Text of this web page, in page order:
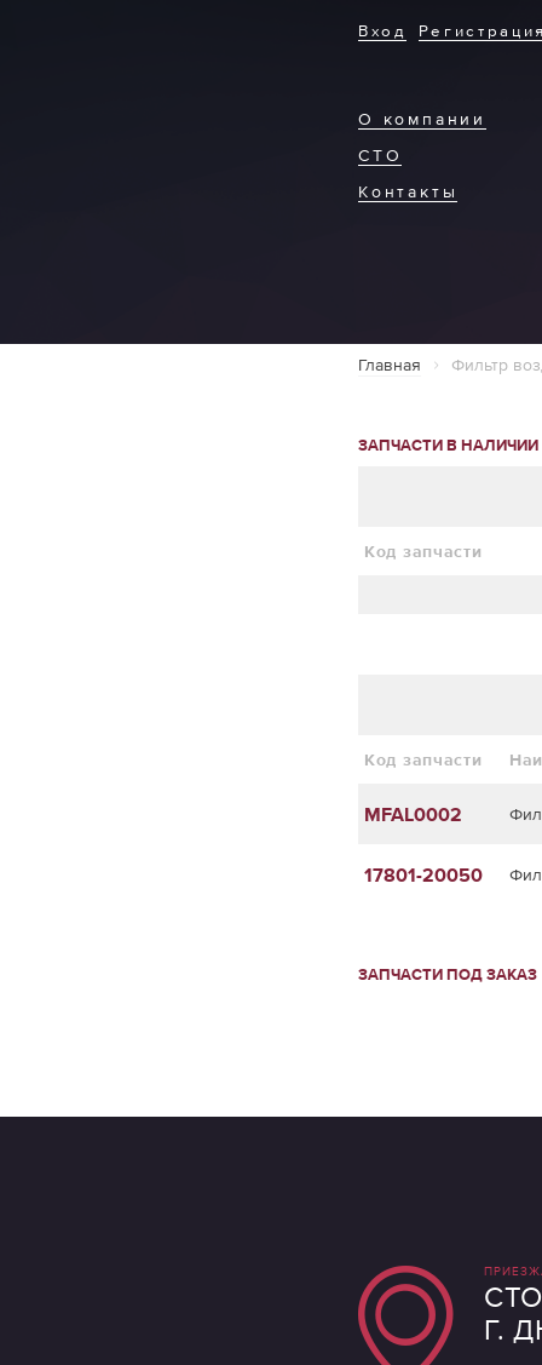
О компании
СТО
Контакты
Вход
Главная Фильтр
ЗАПЧАСТИ В НАЛИЧИИ
Код запчасти
Код запчасти
MFAL0002
17801-20050
ЗАПЧАСТИ ПОД ЗАКАЗ
СТО
Г.